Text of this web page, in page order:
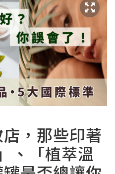
，那些印著
、「植萃溫